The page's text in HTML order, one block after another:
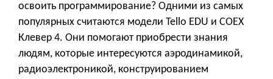
освоить программирование? Одними из самых
популярных считаются модели Tello EDU и COEX
Клевер 4. Они помогают приобрести знания
людям, которые интересуются аэродинамикой,
радиоэлектроникой, конструированием